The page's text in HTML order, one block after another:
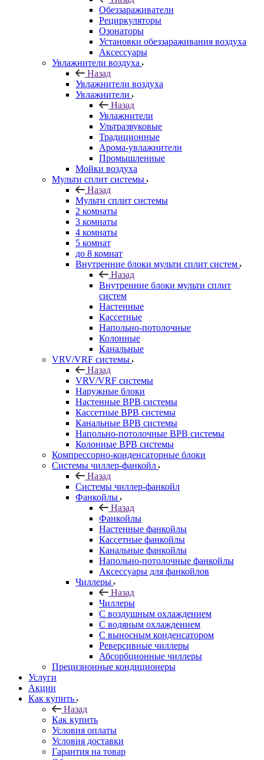
Обеззараживатели
Рециркуляторы
Озонаторы
Установки обеззараживания воздуха
Аксессуары
Увлажнители воздуха
Назад
Увлажнители воздуха
Увлажнители
Назад
Увлажнители
Ультразвуковые
Традиционные
Арома-увлажнители
Промышленные
Мойки воздуха
Мульти сплит системы
Назад
Мульти сплит системы
2 комнаты
3 комнаты
4 комнаты
5 комнат
до 8 комнат
Внутренние блоки мульти сплит систем
Назад
Внутренние блоки мульти сплит
систем
Настенные
Кассетные
Напольно-потолочные
Колонные
Канальные
VRV/VRF системы
Назад
VRV/VRF системы
Наружные блоки
Настенные ВРВ системы
Кассетные ВРВ системы
Канальные ВРВ системы
Напольно-потолочные ВРВ системы
Колонные ВРВ системы
Компрессорно-конденсаторные блоки
Системы чиллер-фанкойл
Назад
Системы чиллер-фанкойл
Фанкойлы
Назад
Фанкойлы
Настенные фанкойлы
Кассетные фанкойлы
Канальные фанкойлы
Напольно-потолочные фанкойлы
Аксессуары для фанкойлов
Чиллеры
Назад
Чиллеры
С воздушным охлаждением
С водяным охлаждением
С выносным конденсатором
Реверсивные чиллеры
Абсорбционные чиллеры
Прецизионные кондиционеры
Услуги
Акции
Как купить
Назад
Как купить
Условия оплаты
Условия доставки
Гарантия на товар